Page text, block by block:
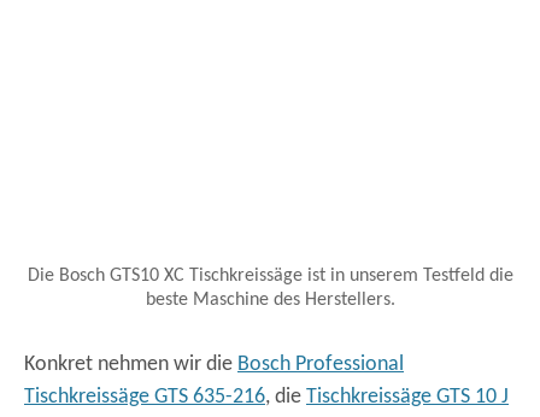
Die Bosch GTS10 XC Tischkreissäge ist in unserem Testfeld die
beste Maschine des Herstellers.
Konkret nehmen wir die Bosch Professional
Tischkreissäge GTS 635-216, die Tischkreissäge GTS 10 J